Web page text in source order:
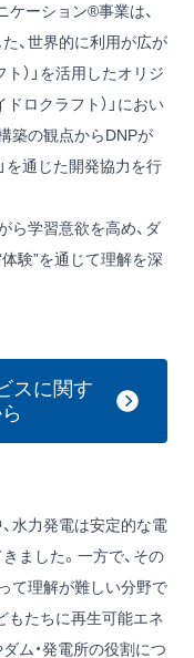
ケーション®事業は、
、世界的に利用が広が
）」を活用したオリジ
ロクラフト）」におい
築の観点からDNPが
を通じた開発協力を行
ら学習意欲を高め、ダ
験”を通じて理解を深
スに関す
水力発電は安定的な電
ました。一方で、その
て理解が難しい分野で
もたちに再生可能エネ
ム・発電所の役割につ